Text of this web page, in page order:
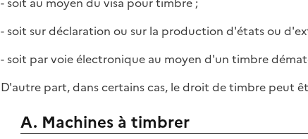
- soit sur déclaration ou sur la production d'états ou
- soit par voie électronique au moyen d'un timbre
D'autre part, dans certains cas, le droit de timbre peut
A. Machines à timbrer